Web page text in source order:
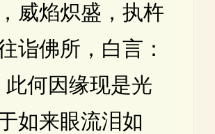
威焰炽盛，执杵
诣佛所，白言：
此何因缘现是光
如来眼流泪如